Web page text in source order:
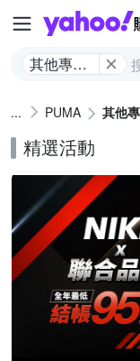
其他專業
PUMA 其他
精選活動